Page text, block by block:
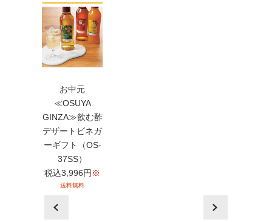
お中元
≪OSUYA
GINZA≫飲む酢
デザートビネガ
ーギフト（OS-
37SS）
税込3,996円 ※
送料無料
prev next